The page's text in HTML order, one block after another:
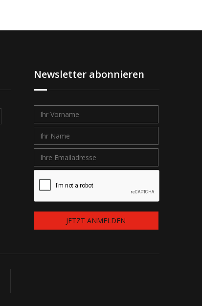
Newsletter abonnieren
JETZT ANMELDEN